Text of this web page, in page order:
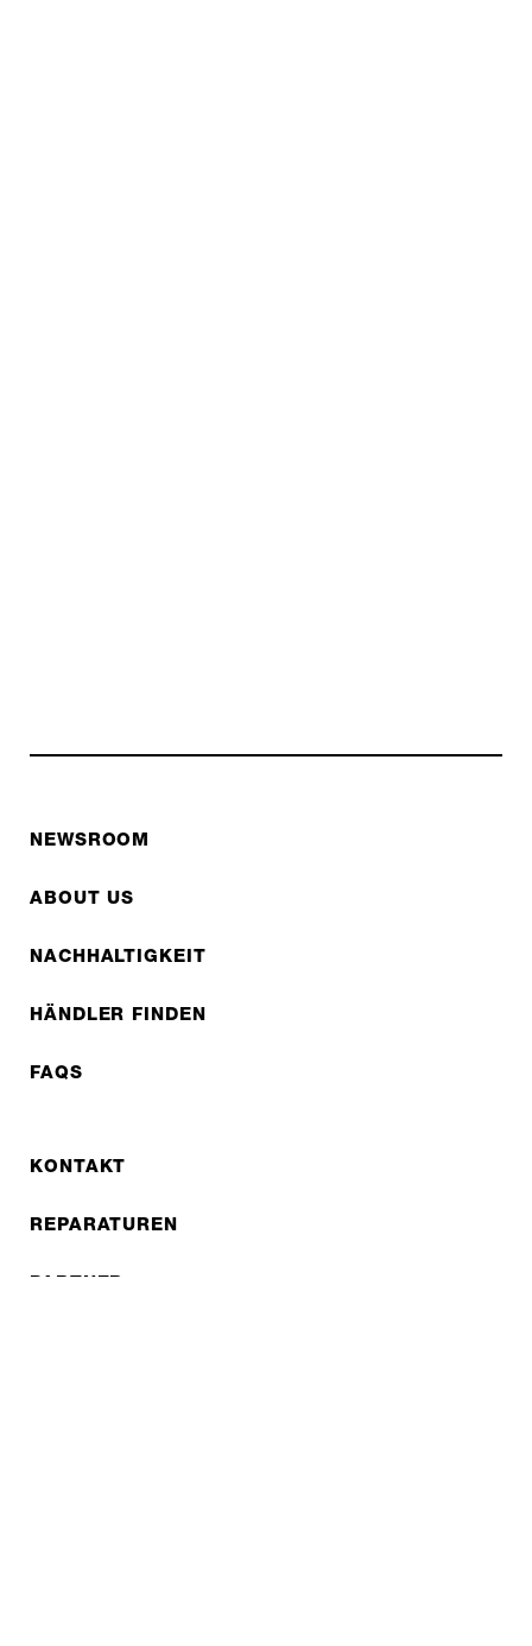
NEWSROOM
ABOUT US
NACHHALTIGKEIT
HÄNDLER FINDEN
FAQS
KONTAKT
REPARATUREN
PARTNER